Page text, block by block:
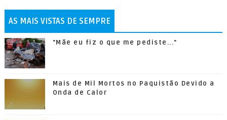
AS MAIS VISTAS DE SEMPRE
"Mãe eu fiz o que me pediste..."
Mais de Mil Mortos no Paquistão Devido a
Onda de Calor